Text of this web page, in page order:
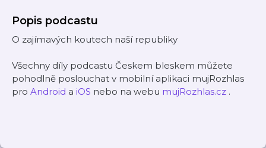
Popis podcastu
O zajímavých koutech naší republiky
Všechny díly podcastu Českem bleskem můžete
pohodlně poslouchat v mobilní aplikaci mujRozhlas
pro Android a iOS nebo na webu mujRozhlas.cz .